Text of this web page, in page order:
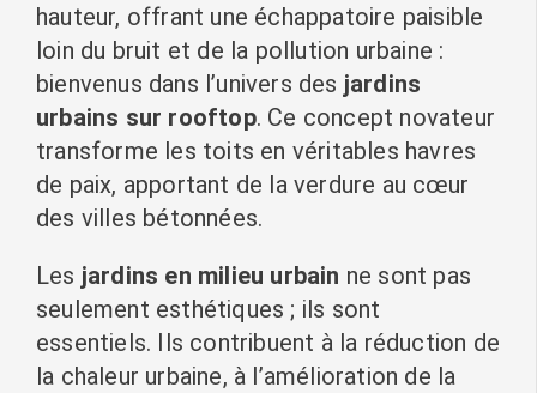
hauteur, offrant une échappatoire paisible
loin du bruit et de la pollution urbaine :
bienvenus dans l’univers des jardins
urbains sur rooftop. Ce concept novateur
transforme les toits en véritables havres
de paix, apportant de la verdure au cœur
des villes bétonnées.
Les jardins en milieu urbain ne sont pas
seulement esthétiques ; ils sont
essentiels. Ils contribuent à la réduction de
la chaleur urbaine, à l’amélioration de la